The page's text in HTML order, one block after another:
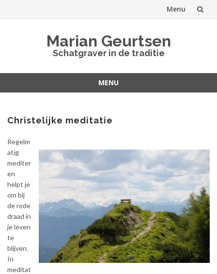
Menu
Marian Geurtsen
Schatgraver in de traditie
MENU
inhoud
Christelijke meditatie
Regelm
atig
mediter
en
helpt je
om bij
de rode
draad in
je leven
te
blijven.
In
meditat